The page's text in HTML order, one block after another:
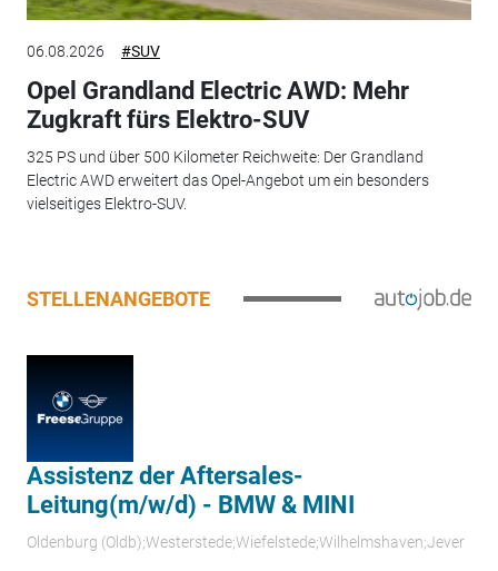
06.08.2026 #SUV
Opel Grandland Electric AWD: Mehr
Zugkraft fürs Elektro-SUV
325 PS und über 500 Kilometer Reichweite: Der Grandland
Electric AWD erweitert das Opel-Angebot um ein besonders
vielseitiges Elektro-SUV.
STELLENANGEBOTE
Assistenz der Aftersales-
Leitung(m/w/d) - BMW & MINI
Oldenburg (Oldb);Westerstede;Wiefelstede;Wilhelmshaven;Jever